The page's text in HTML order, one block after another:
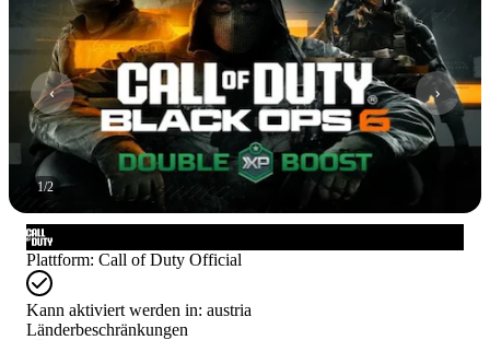
1/2
Plattform: Call of Duty Official
Kann aktiviert werden in: austria
Länderbeschränkungen